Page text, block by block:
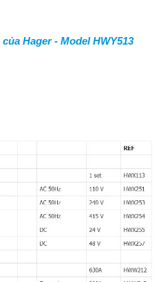
Hager - Model HWY513